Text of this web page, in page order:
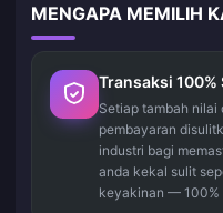
MENGAPA MEMILIH
Transaksi 100%
Setiap tambah nilai
pembayaran
industri bagi
anda kekal sulit
keyakinan — 100%